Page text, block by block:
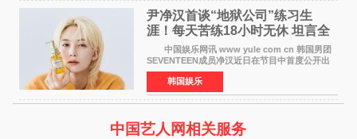
尹净汉首谈“地狱公司”练习生
涯！每天苦练18小时无休 坦言全
靠成员撑过来
中国娱乐网讯 www yule com cn 韩国男团
SEVENTEEN成员净汉近日在节目中首度公开出
道前的残酷练习生经历，并提及经纪公司Pledis
娱乐，引发广泛关注。 在8月2日播出的日本
TBS综艺节目《周
韩国娱乐
中国艺人网相关服务